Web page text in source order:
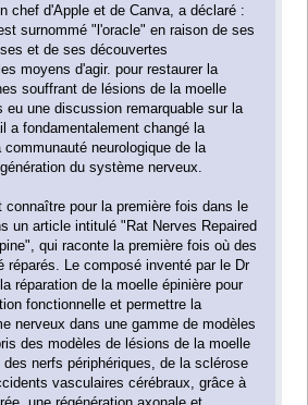
chef d'Apple et de Canva, a déclaré :
surnommé "l'oracle" en raison de ses
et de ses découvertes
moyens d'agir. pour restaurer la
souffrant de lésions de la moelle
eu une discussion remarquable sur la
a fondamentalement changé la
neurologique de la
du système nerveux.
connaître pour la première fois dans le
un article intitulé "Rat Nerves Repaired
qui raconte la première fois où des
réparés. Le composé inventé par le Dr
réparation de la moelle épinière pour
fonctionnelle et permettre la
nerveux dans une gamme de modèles
des modèles de lésions de la moelle
nerfs périphériques, de la sclérose
vasculaires cérébraux, grâce à